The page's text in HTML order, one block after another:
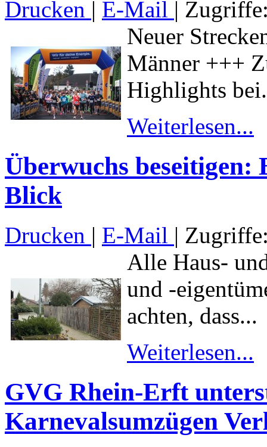
Drucken | E-Mail |
Neuer
Männer +++
Highlights
Weiterlesen...
Überwuchs
Blick
Drucken | E-Mail |
Alle Haus-
und -
achten, dass...
Weiterlesen...
GVG Rhein-Erft
Karnevalsumzügen